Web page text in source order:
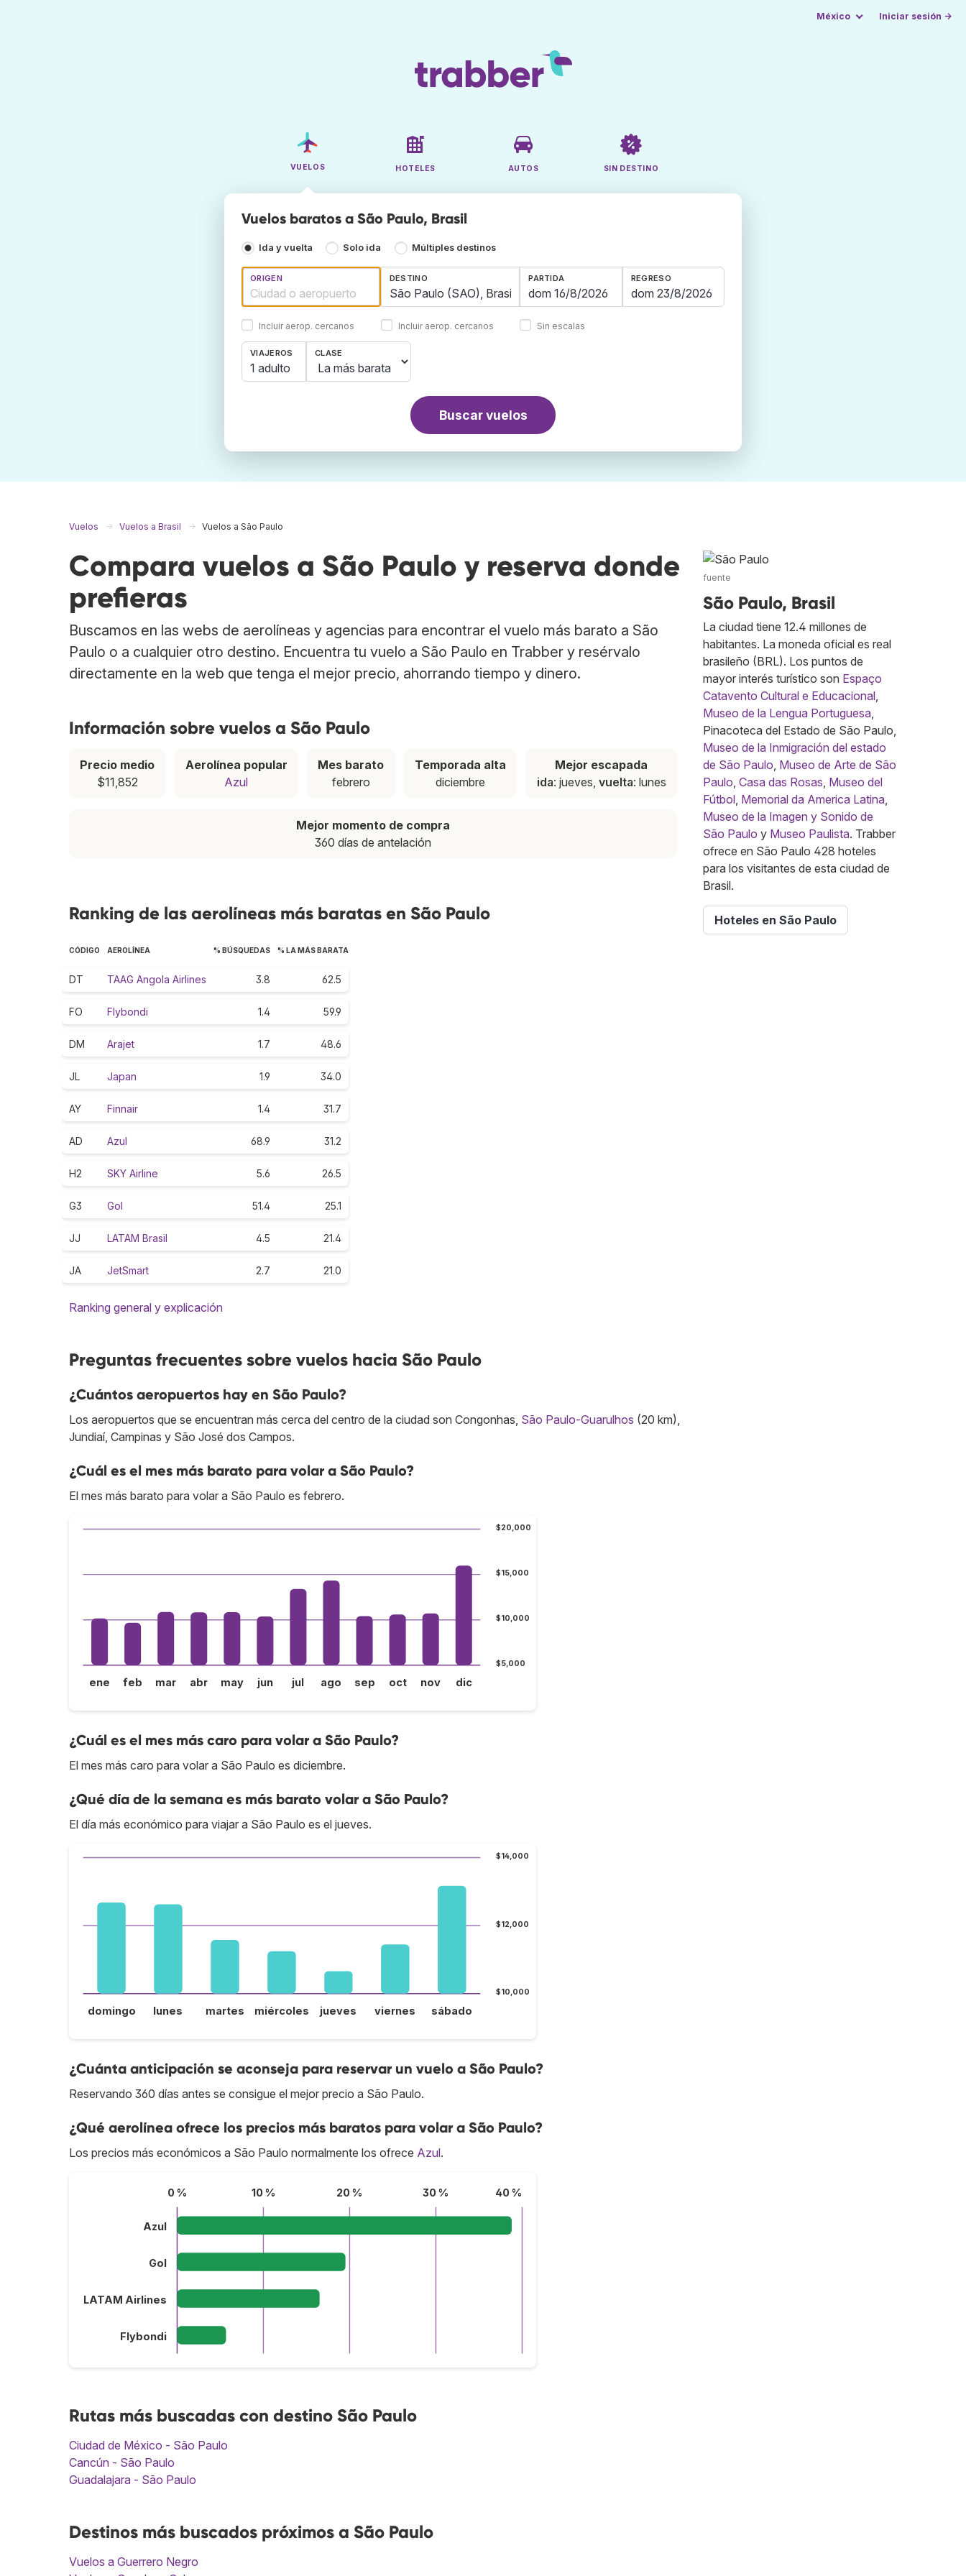
México Iniciar sesión →
VUELOS HOTELES AUTOS SIN DESTINO
Vuelos baratos a São Paulo, Brasil
Ida y vuelta Solo ida Múltiples destinos
ORIGEN
Incluir aerop. cercanos
DESTINO
Incluir aerop. cercanos
PARTIDA REGRESO
Sin escalas
VIAJEROS
1 adulto
CLASE
Buscar vuelos
Vuelos Vuelos a Brasil Vuelos a São Paulo
Compara vuelos a São Paulo y reserva donde
prefieras
Buscamos en las webs de aerolíneas y agencias para encontrar el vuelo más barato a São
Paulo o a cualquier otro destino. Encuentra tu vuelo a São Paulo en Trabber y resérvalo
directamente en la web que tenga el mejor precio, ahorrando tiempo y dinero.
Información sobre vuelos a São Paulo
Precio medio
$11,852
Aerolínea popular
Azul
Mes barato
febrero
Temporada alta
diciembre
Mejor escapada
ida: jueves, vuelta: lunes
Mejor momento de compra
360 días de antelación
Ranking de las aerolíneas más baratas en São Paulo
CÓDIGO AEROLÍNEA % BÚSQUEDAS % LA MÁS BARATA
DT TAAG Angola Airlines 3.8 62.5
FO Flybondi 1.4 59.9
DM Arajet 1.7 48.6
JL Japan 1.9 34.0
AY Finnair 1.4 31.7
AD Azul 68.9 31.2
H2 SKY Airline 5.6 26.5
G3 Gol 51.4 25.1
JJ LATAM Brasil 4.5 21.4
JA JetSmart 2.7 21.0
Ranking general y explicación
Preguntas frecuentes sobre vuelos hacia São Paulo
¿Cuántos aeropuertos hay en São Paulo?
Los aeropuertos que se encuentran más cerca del centro de la ciudad son Congonhas, São Paulo-Guarulhos (20 km),
Jundiaí, Campinas y São José dos Campos.
¿Cuál es el mes más barato para volar a São Paulo?
El mes más barato para volar a São Paulo es febrero.
$5,000
$10,000
$15,000
$20,000
ene feb mar abr may jun jul ago sep oct nov dic
¿Cuál es el mes más caro para volar a São Paulo?
El mes más caro para volar a São Paulo es diciembre.
¿Qué día de la semana es más barato volar a São Paulo?
El día más económico para viajar a São Paulo es el jueves.
$10,000
$12,000
$14,000
domingo lunes martes miércoles jueves viernes sábado
¿Cuánta anticipación se aconseja para reservar un vuelo a São Paulo?
Reservando 360 días antes se consigue el mejor precio a São Paulo.
¿Qué aerolínea ofrece los precios más baratos para volar a São Paulo?
Los precios más económicos a São Paulo normalmente los ofrece Azul.
0 % 10 % 20 % 30 % 40 %
Azul
Gol
LATAM Airlines
Flybondi
Rutas más buscadas con destino São Paulo
Ciudad de México - São Paulo
Cancún - São Paulo
Guadalajara - São Paulo
Destinos más buscados próximos a São Paulo
Vuelos a Guerrero Negro
fuente
São Paulo, Brasil
La ciudad tiene 12.4 millones de
habitantes. La moneda oficial es real
brasileño (BRL). Los puntos de
mayor interés turístico son Espaço
Catavento Cultural e Educacional,
Museo de la Lengua Portuguesa,
Pinacoteca del Estado de São Paulo,
Museo de la Inmigración del estado
de São Paulo, Museo de Arte de São
Paulo, Casa das Rosas, Museo del
Fútbol, Memorial da America Latina,
Museo de la Imagen y Sonido de
São Paulo y Museo Paulista. Trabber
ofrece en São Paulo 428 hoteles
para los visitantes de esta ciudad de
Brasil.
Hoteles en São Paulo